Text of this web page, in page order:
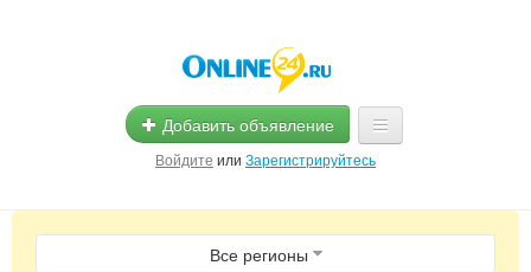
Добавить объявление
Войдите или Зарегистрируйтесь
Главная
Помощь
Все регионы